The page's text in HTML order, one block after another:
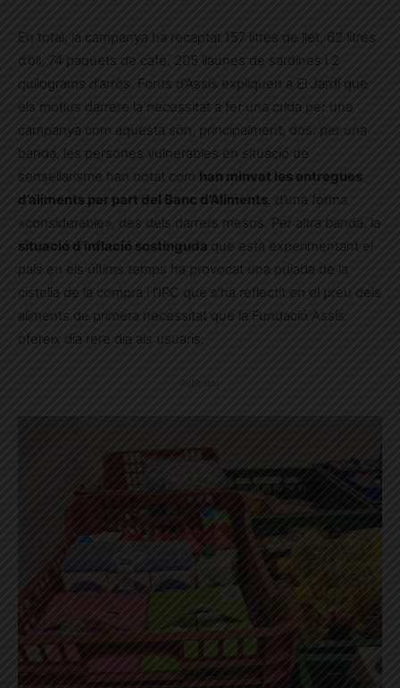
En total, la campanya ha recaptat 157 litres de llet, 62 litres
d’oli, 74 paquets de cafè, 205 llaunes de sardines i 2
quilograms d’arròs. Fonts d’Assís expliquen a El Jardí que
els motius darrere la necessitat a fer una crida per una
campanya com aquesta són, principalment, dos: per una
banda, les persones vulnerables en situació de
sensellarisme han notat com han minvat les entregues
d’aliments per part del Banc d’Aliments , d’una forma
«considerable», des dels darrers mesos. Per altra banda, la
situació d’inflació sostinguda que està experimentant el
país en els últims temps ha provocat una pujada de la
cistella de la compra i l’IPC que s’ha reflectit en el preu dels
aliments de primera necessitat que la Fundació Assís
ofereix dia rere dia als usuaris.